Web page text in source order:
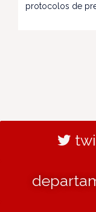
protocolos de